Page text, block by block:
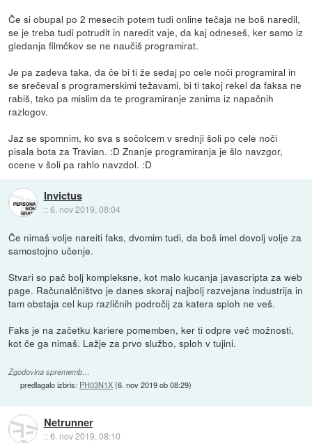
Če si obupal po 2 mesecih potem tudi online tečaja ne boš naredil,
se je treba tudi potrudit in naredit vaje, da kaj odneseš, ker samo iz
gledanja filmčkov se ne naučiš programirat.
Je pa zadeva taka, da če bi ti že sedaj po cele noči programiral in
se srečeval s programerskimi težavami, bi ti takoj rekel da faksa ne
rabiš, tako pa mislim da te programiranje zanima iz napačnih
razlogov.
Jaz se spomnim, ko sva s sočolcem v srednji šoli po cele noči
pisala bota za Travian. :D Znanje programiranja je šlo navzgor,
ocene v šoli pa rahlo navzdol. :D
Invictus
::6. nov 2019, 08:04
Če nimaš volje nareiti faks, dvomim tudi, da boš imel dovolj volje za
samostojno učenje.
Stvari so pač bolj kompleksne, kot malo kucanja javascripta za web
page. Računalčništvo je danes skoraj najbolj razvejana industrija in
tam obstaja cel kup različnih področij za katera sploh ne veš.
Faks je na začetku kariere pomemben, ker ti odpre več možnosti,
kot če ga nimaš. Lažje za prvo službo, sploh v tujini.
Zgodovina sprememb…
predlagalo izbris: PH03N1X(6. nov 2019 ob 08:29)
Netrunner
::6. nov 2019, 08:10